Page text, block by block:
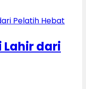
Lahir dari